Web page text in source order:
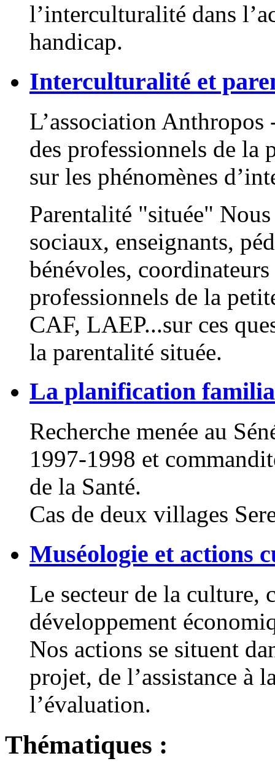
l’interculturalité dans
handicap.
Interculturalité et
L’association Anthropos
des professionnels de la
sur les phénomènes
Parentalité "située"
sociaux, enseignants,
bénévoles,
professionnels de la
CAF, LAEP...sur ces
la parentalité située.
La planification
Recherche menée au
1997-1998 et
de la Santé.
Cas de deux villages
Muséologie et actions
Le secteur de la culture,
développement
Nos actions se situent
projet, de l’assistance à
l’évaluation.
Thématiques :